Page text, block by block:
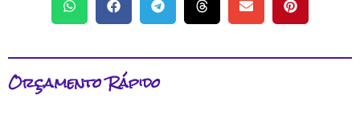
Orçamento Rápido